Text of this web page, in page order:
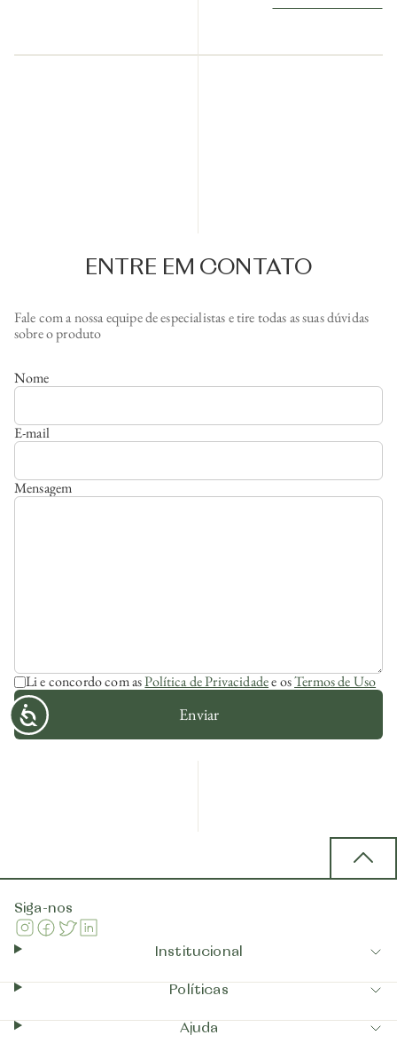
ENTRE EM CONTATO
Fale com a nossa equipe de especialistas e tire todas as suas dúvidas
sobre o produto
Nome
E-mail
Mensagem
Li e concordo com asPolítica de Privacidadee osTermos de Uso
Enviar
Siga-nos
Instagram
Facebook
Twitter
Institucional
Políticas
Ajuda